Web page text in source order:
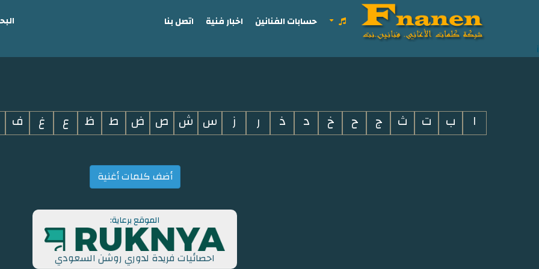
i
حسابات الفنانين اخبار فنية اتصل بنا
ا ب ت ث ج ح خ د ذ ر ز س ش ص ض ط ظ ع غ ف
أضف كلمات أغنية
الموقع برعاية:
احصائيات فريدة لدوري روشن السعودي